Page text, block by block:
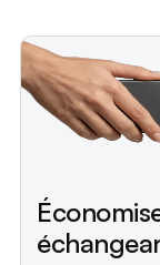
footnote